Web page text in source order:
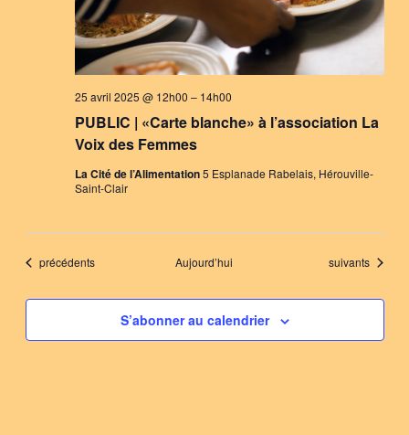
PUBLIC | «Carte blanche» à l’association La
Voix des Femmes
25 avril 2025 @ 12h00 – 14h00
La Cité de l’Alimentation5 Esplanade Rabelais, Hérouville-
Saint-Clair
Évènements
précédents Aujourd’hui Évènements
suivants
S’abonner au calendrier